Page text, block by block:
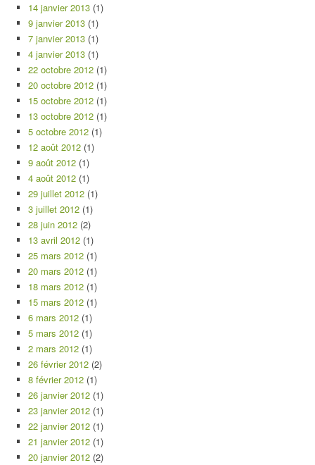
14 janvier 2013 (1)
9 janvier 2013 (1)
7 janvier 2013 (1)
4 janvier 2013 (1)
22 octobre 2012 (1)
20 octobre 2012 (1)
15 octobre 2012 (1)
13 octobre 2012 (1)
5 octobre 2012 (1)
12 août 2012 (1)
9 août 2012 (1)
4 août 2012 (1)
29 juillet 2012 (1)
3 juillet 2012 (1)
28 juin 2012 (2)
13 avril 2012 (1)
25 mars 2012 (1)
20 mars 2012 (1)
18 mars 2012 (1)
15 mars 2012 (1)
6 mars 2012 (1)
5 mars 2012 (1)
2 mars 2012 (1)
26 février 2012 (2)
8 février 2012 (1)
26 janvier 2012 (1)
23 janvier 2012 (1)
22 janvier 2012 (1)
21 janvier 2012 (1)
20 janvier 2012 (2)